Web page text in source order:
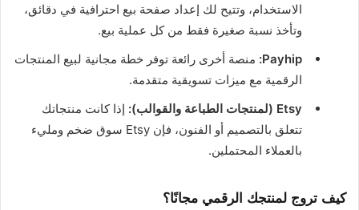
الاستخدام، وتتيح لك إعداد صفحة بيع احترافية في دقائق،
وتأخذ نسبة صغيرة فقط من كل عملية بيع.
Payhip: منصة أخرى رائعة توفر خطة مجانية لبيع المنتجات
الرقمية مع ميزات تسويقية متقدمة.
Etsy (لمنتجات الطباعة والقوالب):
إذا كانت منتجاتك
تتعلق بالتصميم أو الفنون، فإن Etsy سوق ضخم ومليء
بالعملاء المحتملين.
كيف تروج لمنتجك الرقمي مجانًا؟